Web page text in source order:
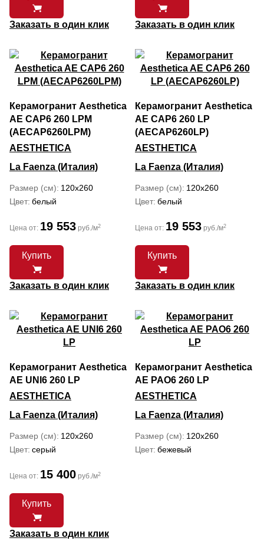
Заказать в один клик Заказать в один клик
Керамогранит Aesthetica
AE CAP6 260 LPM
(AECAP6260LPM)
AESTHETICA
La Faenza (Италия)
Размер (см) 120x260
Цвет белый
Цена от: 19 553 руб./м2
Купить
Заказать в один клик
Керамогранит Aesthetica
AE CAP6 260 LP
(AECAP6260LP)
AESTHETICA
La Faenza (Италия)
Размер (см) 120x260
Цвет белый
Цена от: 19 553 руб./м2
Купить
Заказать в один клик
Керамогранит Aesthetica
AE UNI6 260 LP
AESTHETICA
La Faenza (Италия)
Размер (см) 120x260
Цвет серый
Цена от: 15 400 руб./м2
Купить
Заказать в один клик
Керамогранит Aesthetica
AE PAO6 260 LP
AESTHETICA
La Faenza (Италия)
Размер (см) 120x260
Цвет бежевый